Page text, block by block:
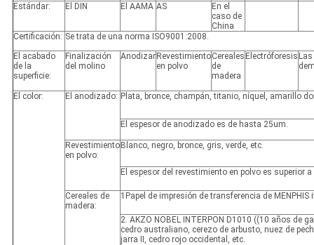
Estándar:
El DIN El AAMA AS
En el
caso de
China
Certificación: Se trata de una norma ISO9001:2008.
El acabado
de la
superficie:
Finalización
del molino
AnodizarRevestimiento
en polvo
Cereales
de
madera
Electróforesis Las
El color: El anodizado: Plata, bronce, champán, titanio, níquel, amarillo
El espesor de anodizado es de hasta 25um.
Revestimiento
en polvo:
Blanco, negro, bronce, gris, verde, etc.
El espesor del revestimiento en polvo es superior
Cereales de
madera:
1Papel de impresión de transferencia de MENPHIS
2. AKZO NOBEL INTERPON D1010 ((10 años de
cedro australiano, cerezo de arbusto, nuez de
jarra II, cedro rojo occidental, etc.